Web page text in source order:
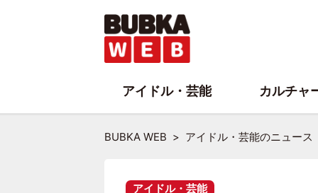
BUBKA WEB アイドル・芸能のニュース
アイドル・芸能
アイドル・芸能 カルチャ